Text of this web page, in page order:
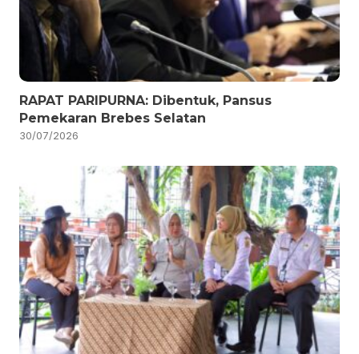
RAPAT PARIPURNA: Dibentuk, Pansus
Pemekaran Brebes Selatan
30/07/2026